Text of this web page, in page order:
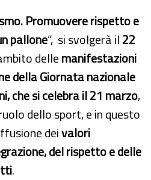
Promuovere rispetto e
pallone”, si svolgerà il22
dellemanifestazioni
dellaGiornata nazionale
che si celebra il 21 marzo,
dello sport, e in questo
deivalori
del rispetto e delle
.